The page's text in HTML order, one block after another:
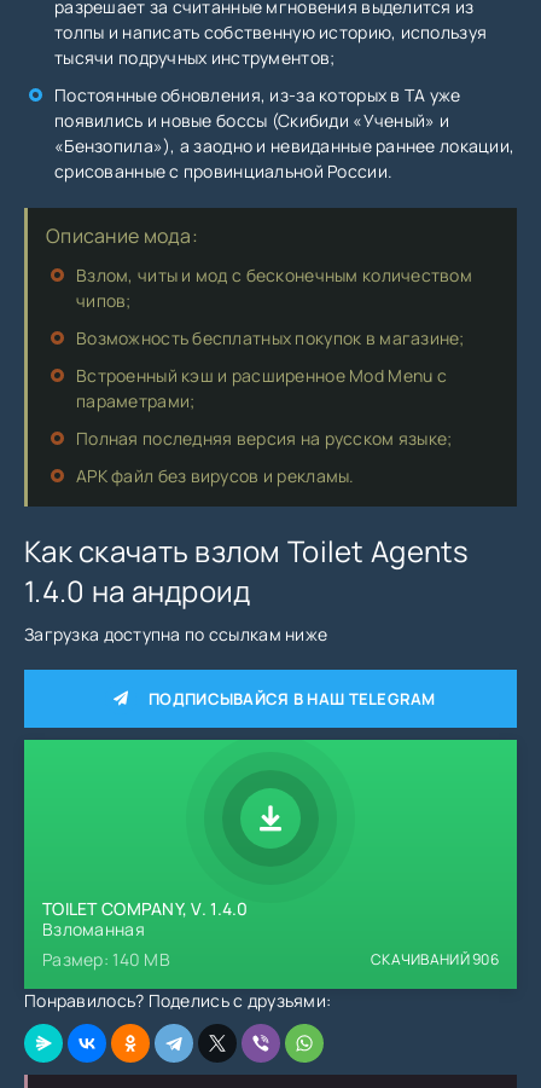
разрешает за считанные мгновения выделится из
толпы и написать собственную историю, используя
тысячи подручных инструментов;
Постоянные обновления, из-за которых в TA уже
появились и новые боссы (Скибиди «Ученый» и
«Бензопила»), а заодно и невиданные раннее локации,
срисованные с провинциальной России.
Описание мода:
Взлом, читы и мод с бесконечным количеством
чипов;
Возможность бесплатных покупок в магазине;
Встроенный кэш и расширенное Mod Menu с
параметрами;
Полная последняя версия на русском языке;
APK файл без вирусов и рекламы.
Как скачать взлом Toilet Agents
1.4.0 на андроид
Загрузка доступна по ссылкам ниже
ПОДПИСЫВАЙСЯ В НАШ TELEGRAM
TOILET COMPANY, V. 1.4.0
Взломанная
Размер: 140 MB
СКАЧИВАНИЙ906
Понравилось? Поделись с друзьями: